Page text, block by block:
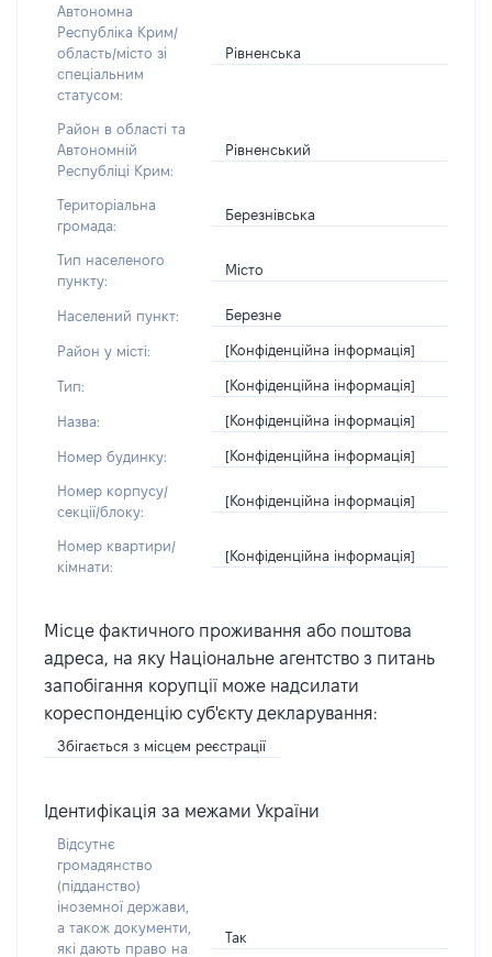
Автономна
Республіка Крим/
область/місто зі
спеціальним
статусом:
Рівненська
Район в області та
Автономній
Республіці Крим:
Рівненський
Територіальна
громада:
Березнівська
Тип населеного
пункту:
Місто
Населений пункт: Березне
Район у місті: [Конфіденційна інформація]
Тип: [Конфіденційна інформація]
Назва: [Конфіденційна інформація]
Номер будинку: [Конфіденційна інформація]
Номер корпусу/
секції/блоку:
[Конфіденційна інформація]
Номер квартири/
кімнати:
[Конфіденційна інформація]
Місце фактичного проживання або поштова
адреса, на яку Національне агентство з питань
запобігання корупції може надсилати
кореспонденцію суб'єкту декларування:
Збігається з місцем реєстрації
Ідентифікація за межами України
Відсутнє
громадянство
(підданство)
іноземної держави,
а також документи,
які дають право на
Так